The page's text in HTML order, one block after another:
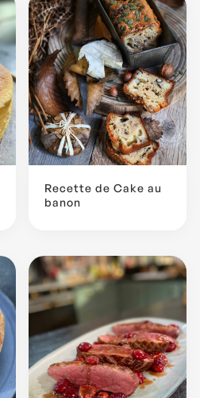
Recette de Cake au
banon